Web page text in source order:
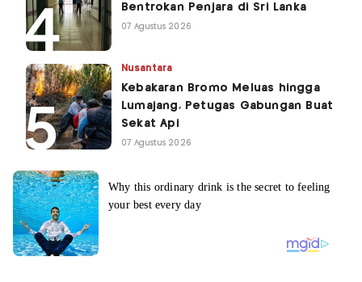
Bentrokan Penjara di Sri Lanka
07 Agustus 2026
Nusantara
Kebakaran Bromo Meluas hingga
Lumajang, Petugas Gabungan Buat
Sekat Api
07 Agustus 2026